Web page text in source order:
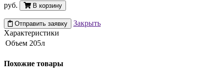
руб. В корзину
Отправить заявку
Закрыть
Характеристики
Объем 205л
Похожие товары